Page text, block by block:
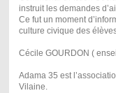
instruit les demandes
Ce fut un moment
culture civique des
Cécile GOURDON (
Adama 35 est
Vilaine.